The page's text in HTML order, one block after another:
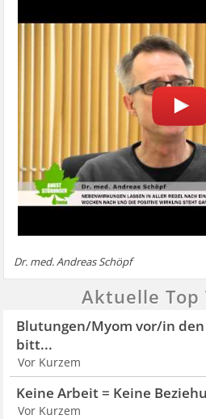
Dr. med. Andreas Schöpf
Aktuelle Top
Blutungen/Myom vor/in
bitt...
Vor Kurzem
Keine Arbeit = Keine
Vor Kurzem